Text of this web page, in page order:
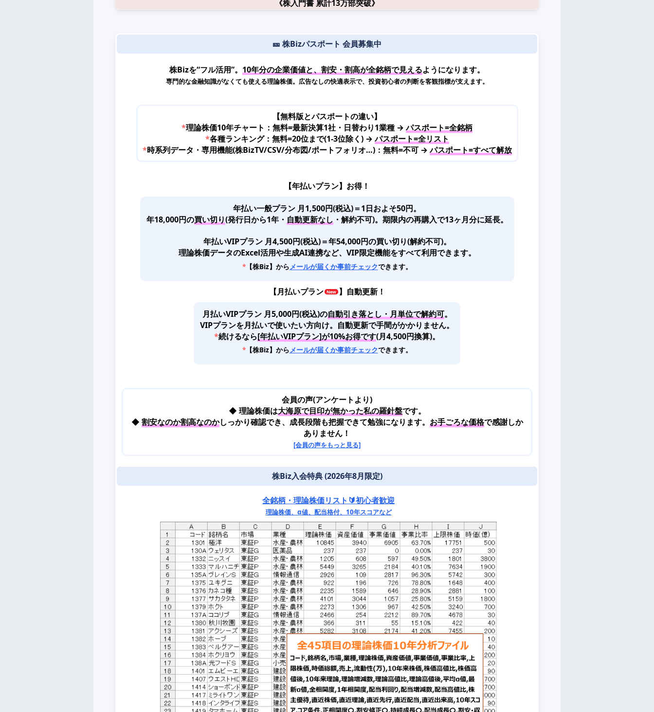
《株入門書 累計13万部突破》
🎫 株Bizパスポート 会員募集中
株Bizを“フル活用”。 10年分の企業価値と、割安・割高が全銘柄で見えるようになります。
専門的な金融知識がなくても使える理論株価。広告なしの快適表示で、投資初心者の判断を客観指標が支えます。
【無料版とパスポートの違い】
*理論株価10年チャート：無料=最新決算1社・日替わり1業種 →パスポート=全銘柄
*各種ランキング：無料=20位まで(1-3位除く) →パスポート=全リスト
*時系列データ・専用機能(株BizTV/CSV/分布図/ポートフォリオ…)：無料=不可 →パスポート=すべて解放
【年払いプラン】お得！
年払い一般プラン 月1,500円(税込)＝1日およそ50円。
年18,000円の買い切り(発行日から1年・ 自動更新なし ・解約不可)。期限内の再購入で13ヶ月分に延長。
年払いVIPプラン 月4,500円(税込)＝年54,000円の買い切り(解約不可)。
理論株価データのExcel活用や生成AI連携など、VIP限定機能をすべて利用できます。
*【株Biz】からメールが届くか事前チェックできます。
【月払いプラン 】自動更新！
月払いVIPプラン 月5,000円(税込)の自動引き落とし・月単位で解約可。
VIPプランを月払いで使いたい方向け。自動更新で手間がかかりません。
*続けるなら[年払いVIPプラン]が10%お得です(月4,500円換算)。
*【株Biz】からメールが届くか事前チェックできます。
会員の声(アンケートより)
◆ 理論株価は大海原で目印が無かった私の羅針盤です。
◆ 割安なのか割高なのかしっかり確認でき、成長段階も把握できて勉強になります。 お手ごろな価格で感謝しか
ありません！
[会員の声をもっと見る]
株Biz入会特典 (2026年8月限定)
全銘柄・理論株価リスト🔰初心者歓迎
理論株価、α値、配当格付、10年スコアなど